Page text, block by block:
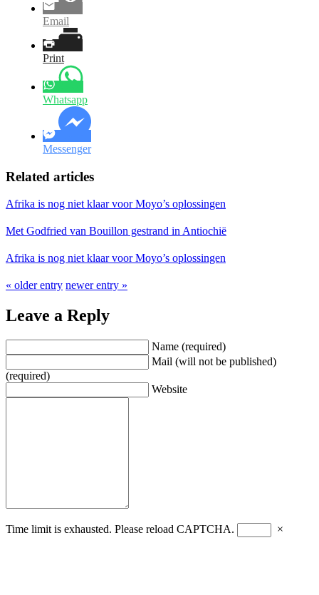
Email
Print
Whatsapp
Messenger
Related articles
Afrika is nog niet klaar voor Moyo’s oplossingen
Met Godfried van Bouillon gestrand in Antiochië
Afrika is nog niet klaar voor Moyo’s oplossingen
« older entry newer entry »
Leave a Reply
Name (required)
Mail (will not be published)
(required)
Website
Time limit is exhausted. Please reload CAPTCHA. ×